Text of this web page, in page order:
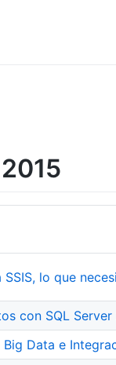
lo que
con SQL
Data e